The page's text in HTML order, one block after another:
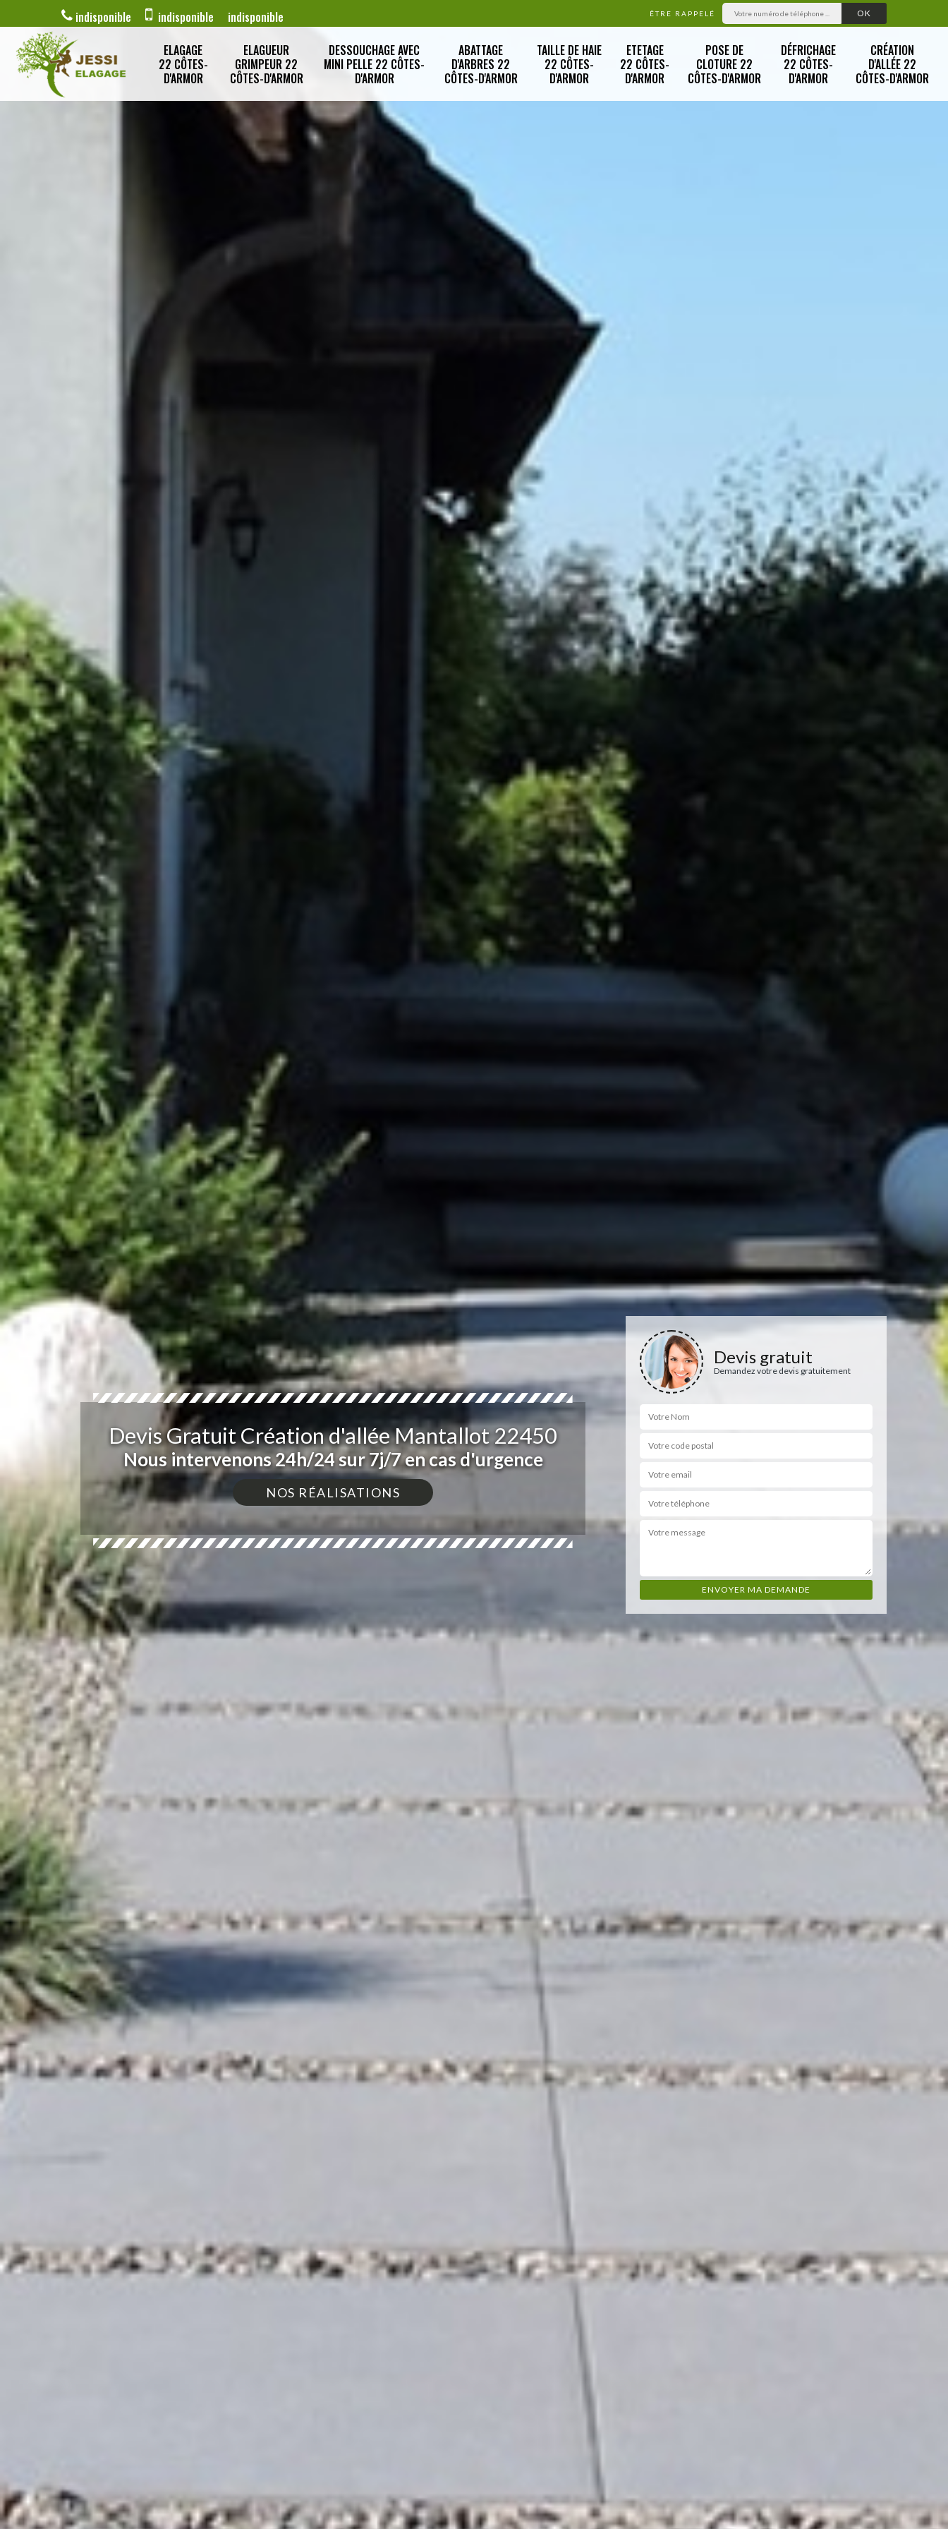
indisponible indisponible indisponible ÊTRE RAPPELÉ
ELAGAGE
22 CÔTES-
D'ARMOR
ELAGUEUR
GRIMPEUR 22
CÔTES-D'ARMOR
DESSOUCHAGE AVEC
MINI PELLE 22 CÔTES-
D'ARMOR
ABATTAGE
D'ARBRES 22
CÔTES-D'ARMOR
TAILLE DE HAIE
22 CÔTES-
D'ARMOR
ETETAGE
22 CÔTES-
D'ARMOR
POSE DE
CLOTURE 22
CÔTES-D'ARMOR
DÉFRICHAGE
22 CÔTES-
D'ARMOR
CRÉATION
D'ALLÉE 22
CÔTES-D'ARMOR
Devis Gratuit Création d'allée Mantallot 22450
Nous intervenons 24h/24 sur 7j/7 en cas d'urgence
NOS RÉALISATIONS
Devis gratuit
Demandez votre devis gratuitement